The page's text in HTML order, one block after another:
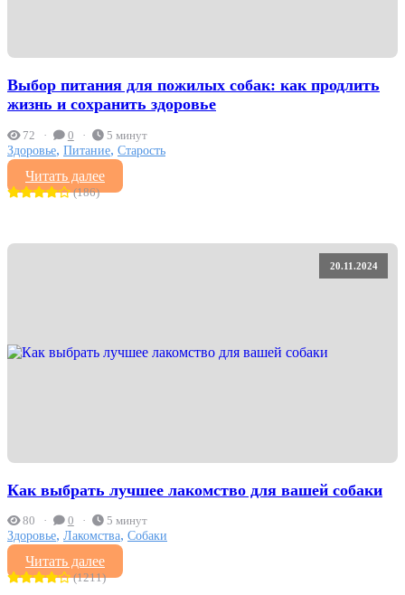
Выбор питания для пожилых собак: как продлить
жизнь и сохранить здоровье
72 0 5 минут
Здоровье, Питание, Старость
Читать далее
(186)
20.11.2024
Как выбрать лучшее лакомство для вашей собаки
80 0 5 минут
Здоровье, Лакомства, Собаки
Читать далее
(1211)